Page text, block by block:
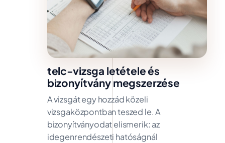
telc-vizsga letétele és
bizonyítvány megszerzése
A vizsgát egy hozzád közeli
vizsgaközpontban teszed le. A
bizonyítványodat elismerik: az
idegenrendészeti hatóságnál